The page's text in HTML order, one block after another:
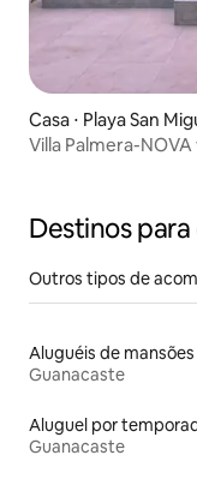
Casa ⋅ Playa San
Villa Palmera-
Destinos
Outros tipos de
Aluguéis de mansões
Guanacaste
Guanacaste